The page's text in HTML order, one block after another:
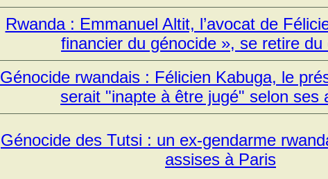
Rwanda : Emmanuel Altit, l’avocat de
financier du génocide », se retire du
Génocide rwandais : Félicien Kabuga, le
serait "inapte à être jugé" selon ses
Génocide des Tutsi : un ex-gendarme
assises à Paris